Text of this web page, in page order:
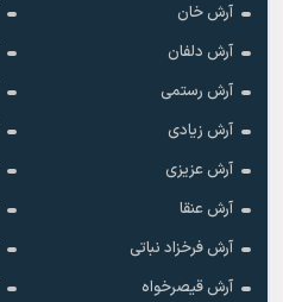
آرش خان
آرش دلفان
آرش رستمی
آرش زیادی
آرش عزیزی
آرش عنقا
آرش فرخزاد نباتی
آرش قیصرخواه